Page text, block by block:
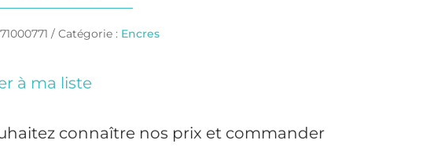
71000771 Catégorie : Encres
à ma liste
connaître nos prix et commander